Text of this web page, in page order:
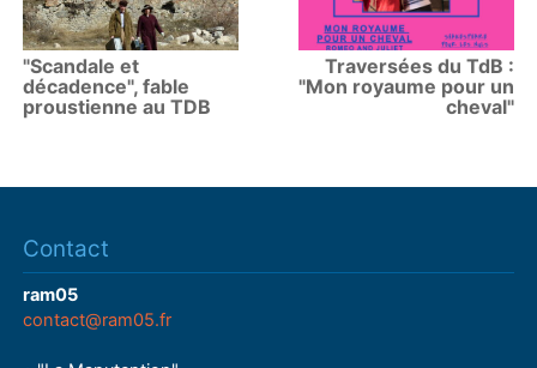
"Scandale et
décadence", fable
proustienne au TDB
Traversées du TdB :
"Mon royaume pour un
cheval"
Contact
ram05
contact@ram05.fr